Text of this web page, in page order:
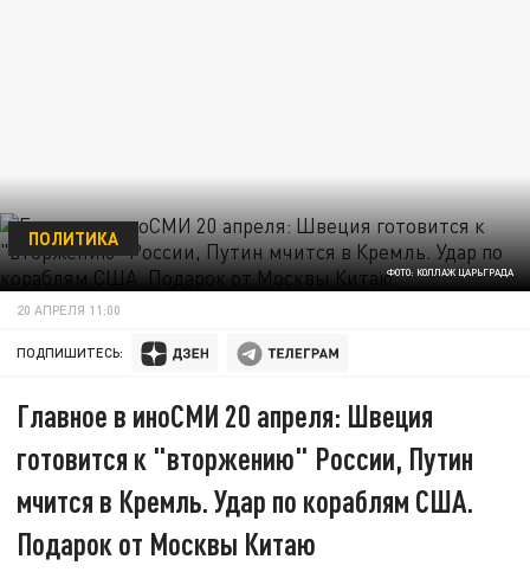
ФОТО: КОЛЛАЖ ЦАРЬГРАДА
ПОЛИТИКА
20 АПРЕЛЯ 11:00
ПОДПИШИТЕСЬ:
Главное в иноСМИ 20 апреля: Швеция
готовится к "вторжению" России, Путин
мчится в Кремль. Удар по кораблям США.
Подарок от Москвы Китаю